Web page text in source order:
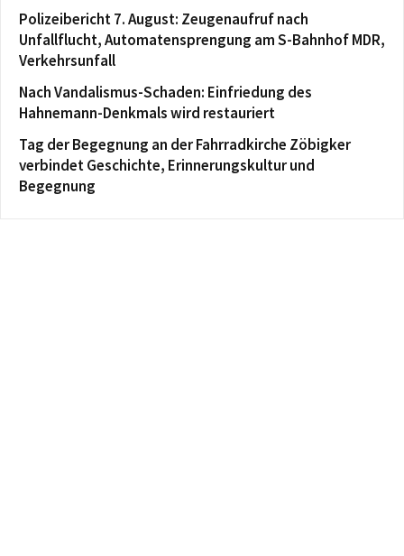
Polizeibericht 7. August: Zeugenaufruf nach
Unfallflucht, Automatensprengung am S-Bahnhof MDR,
Verkehrsunfall
Nach Vandalismus-Schaden: Einfriedung des
Hahnemann-Denkmals wird restauriert
Tag der Begegnung an der Fahrradkirche Zöbigker
verbindet Geschichte, Erinnerungskultur und
Begegnung